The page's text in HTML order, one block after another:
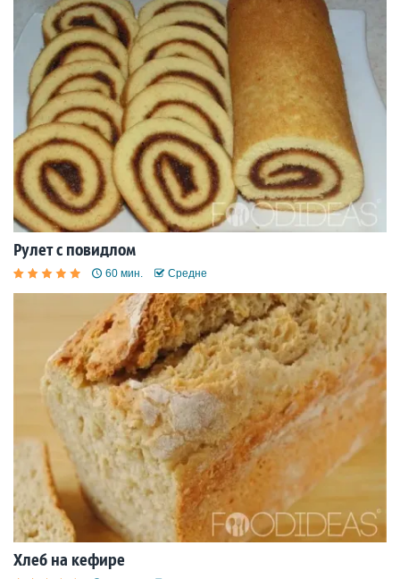
Рулет с повидлом
60 мин. Средне
Хлеб на кефире